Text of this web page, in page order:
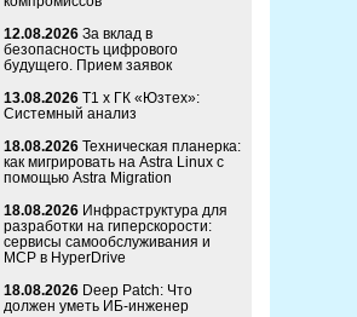
12.08.2026 За вклад в
безопасность цифрового
будущего. Прием заявок
13.08.2026 Т1 x ГК «Юзтех»:
Системный анализ
18.08.2026 Техническая планерка:
как мигрировать на Astra Linux с
помощью Astra Migration
18.08.2026 Инфраструктура для
разработки на гиперскорости:
сервисы самообслуживания и
MCP в HyperDrive
18.08.2026 Deep Patch: Что
должен уметь ИБ-инженер